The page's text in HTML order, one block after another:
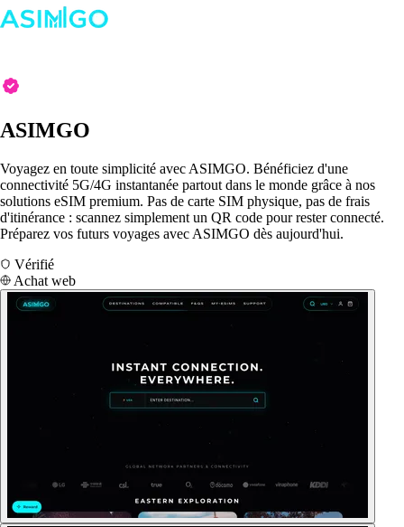
ASIMGO
Voyagez en toute simplicité avec ASIMGO. Bénéficiez d'une
connectivité 5G/4G instantanée partout dans le monde grâce à nos
solutions eSIM premium. Pas de carte SIM physique, pas de frais
d'itinérance : scannez simplement un QR code pour rester connecté.
Préparez vos futurs voyages avec ASIMGO dès aujourd'hui.
Vérifié
Achat web